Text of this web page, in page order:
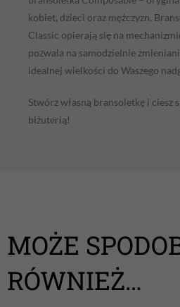
kobiet, dzieci oraz mężczyzn.
Classic opierają się na
pozwala na samodzielnie
idealnej wielkości do Waszego
Stwórz własną bransoletkę i ciesz
biżuterią!
MOŻE
RÓWNIEŻ…